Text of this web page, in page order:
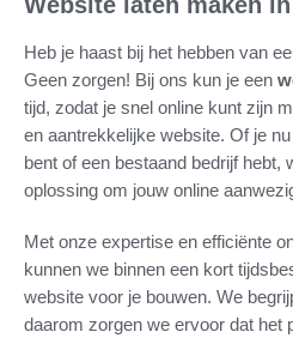
Heb je haast bij het hebben van
Geen zorgen! Bij ons kun je een
tijd, zodat je snel online kunt zijn
en aantrekkelijke website. Of je
bent of een bestaand bedrijf hebt,
oplossing om jouw online
Met onze expertise en efficiënte
kunnen we binnen een kort
website voor je bouwen. We
daarom zorgen we ervoor dat het